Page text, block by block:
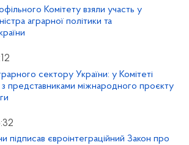
Комітету взяли участь у
аграрної політики та
сектору України: у Комітеті
з представниками міжнародного проєкту
підписав євроінтеграційний Закон про